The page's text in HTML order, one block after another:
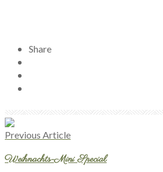
Share
Previous Article
Weihnachts-Mini Special